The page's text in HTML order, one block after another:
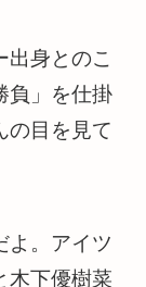
出身とのこ
負」を仕掛
の目を見て
よ。アイツ
木下優樹菜